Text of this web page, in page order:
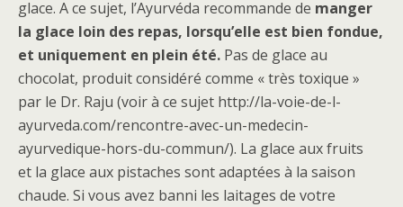
glace. A ce sujet, l’Ayurvéda recommande de manger
la glace loin des repas, lorsqu’elle est bien fondue,
et uniquement en plein été. Pas de glace au
chocolat, produit considéré comme « très toxique »
par le Dr. Raju (voir à ce sujet http://la-voie-de-l-
ayurveda.com/rencontre-avec-un-medecin-
ayurvedique-hors-du-commun/). La glace aux fruits
et la glace aux pistaches sont adaptées à la saison
chaude. Si vous avez banni les laitages de votre